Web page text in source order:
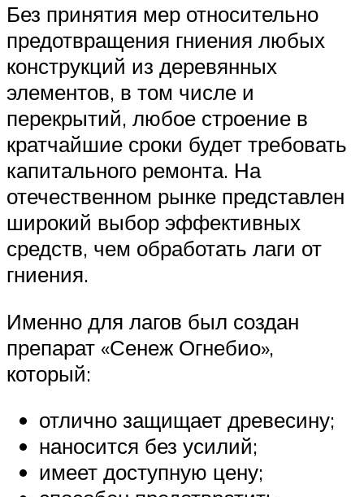
Без принятия мер относительно
предотвращения гниения любых
конструкций из деревянных
элементов, в том числе и
перекрытий, любое строение в
кратчайшие сроки будет требовать
капитального ремонта. На
отечественном рынке представлен
широкий выбор эффективных
средств, чем обработать лаги от
гниения.
Именно для лагов был создан
препарат «Сенеж Огнебио»,
который:
отлично защищает древесину;
наносится без усилий;
имеет доступную цену;